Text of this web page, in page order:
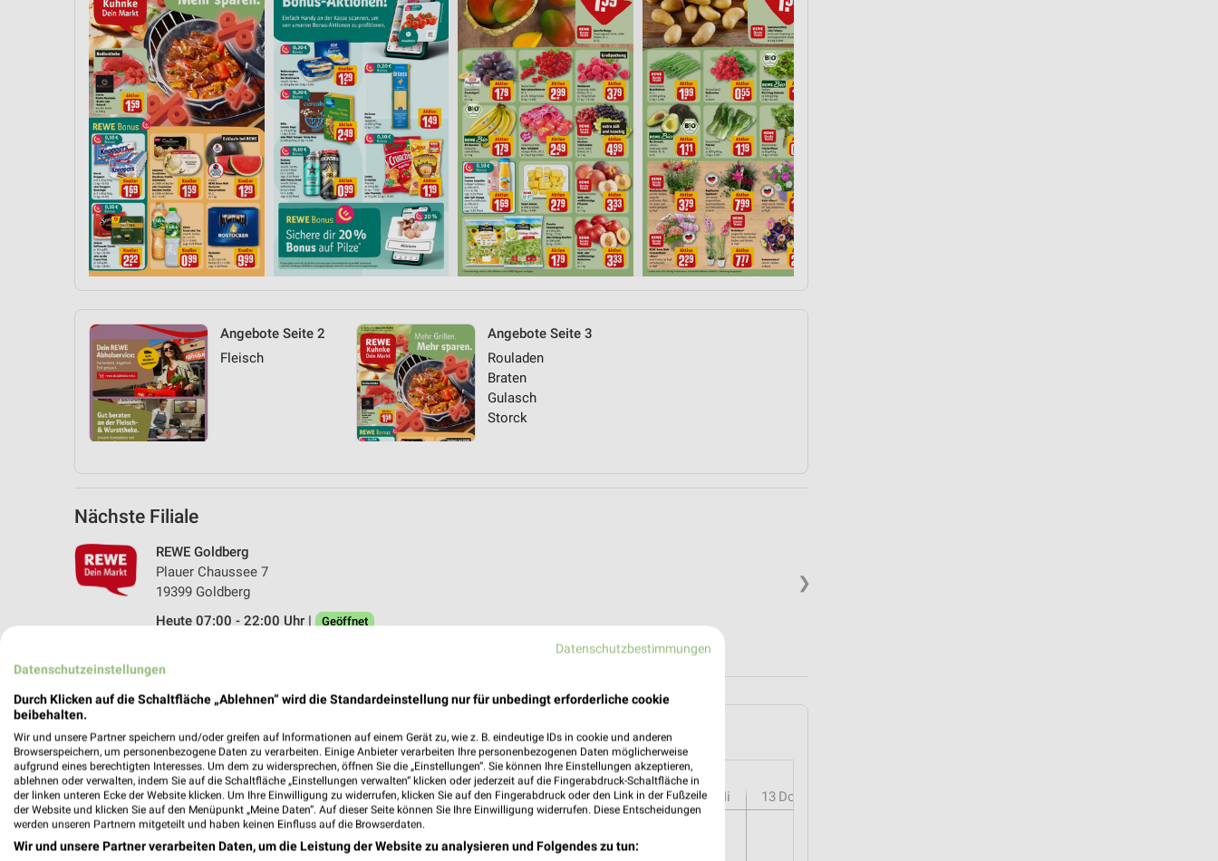
Angebote Seite 2
Fleisch
Angebote Seite 3
Rouladen
Braten
Gulasch
Storck
Nächste Filiale
❯
REWE Goldberg
Plauer Chaussee 7
19399 Goldberg
Heute 07:00 - 22:00 Uhr |
Geöffnet
Angebote-Kalender für REWE in Goldberg und Umgebung
Aug.
03Mo 04Di 05Mi 06 Do 07Fr 08 Sa 09So 10Mo 11Di 12 Mi 13 Do
REWE - Angebote ab 03.08.
Datenschutzbestimmungen
Datenschutzeinstellungen
Durch Klicken auf die Schaltfläche „Ablehnen“ wird die Standardeinstellung nur für unbedingt erforderliche cookie
beibehalten.
Wir und unsere Partner speichern und/oder greifen auf Informationen auf einem Gerät zu, wie z. B. eindeutige IDs in cookie und anderen
Browserspeichern, um personenbezogene Daten zu verarbeiten. Einige Anbieter verarbeiten Ihre personenbezogenen Daten möglicherweise
aufgrund eines berechtigten Interesses. Um dem zu widersprechen, öffnen Sie die „Einstellungen“. Sie können Ihre Einstellungen akzeptieren,
ablehnen oder verwalten, indem Sie auf die Schaltfläche „Einstellungen verwalten“ klicken oder jederzeit auf die Fingerabdruck-Schaltfläche in
der linken unteren Ecke der Website klicken. Um Ihre Einwilligung zu widerrufen, klicken Sie auf den Fingerabdruck oder den Link in der Fußzeile
der Website und klicken Sie auf den Menüpunkt „Meine Daten“. Auf dieser Seite können Sie Ihre Einwilligung widerrufen. Diese Entscheidungen
werden unseren Partnern mitgeteilt und haben keinen Einfluss auf die Browserdaten.
Wir und unsere Partner verarbeiten Daten, um die Leistung der Website zu analysieren und Folgendes zu tun: